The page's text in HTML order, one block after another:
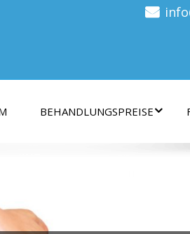
BEHANDLUNGSPREISE